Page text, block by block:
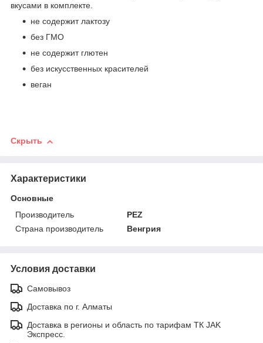
вкусами в комплекте.
не содержит лактозу
без ГМО
не содержит глютен
без искусственных красителей
веган
Скрыть
Характеристики
Основные
Производитель
PEZ
Страна производитель
Венгрия
Условия доставки
Самовывоз
Доставка по г. Алматы
Доставка в регионы и область по тарифам ТК JAK
Экспресс.